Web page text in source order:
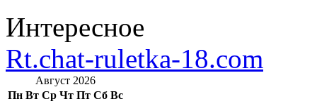
Интересное
Rt.chat-ruletka-18.com
Август 2026
Пн Вт Ср Чт Пт Сб Вс